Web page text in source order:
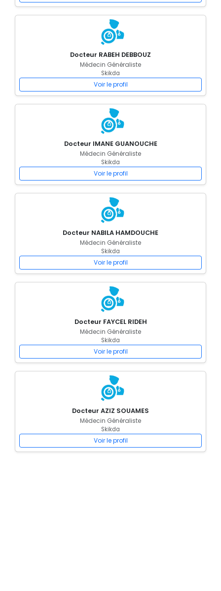
Docteur RABEH DEBBOUZ
Médecin Généraliste
Skikda
Voir le profil
Docteur IMANE GUANOUCHE
Médecin Généraliste
Skikda
Voir le profil
Docteur NABILA HAMDOUCHE
Médecin Généraliste
Skikda
Voir le profil
Docteur FAYCEL RIDEH
Médecin Généraliste
Skikda
Voir le profil
Docteur AZIZ SOUAMES
Médecin Généraliste
Skikda
Voir le profil